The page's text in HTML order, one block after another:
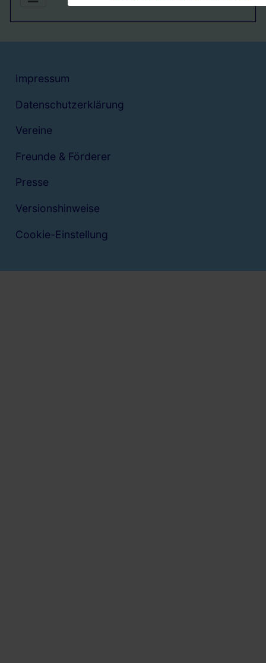
Impressum
Datenschutzerklärung
Vereine
Freunde & Förderer
Presse
Versionshinweise
Cookie-Einstellung